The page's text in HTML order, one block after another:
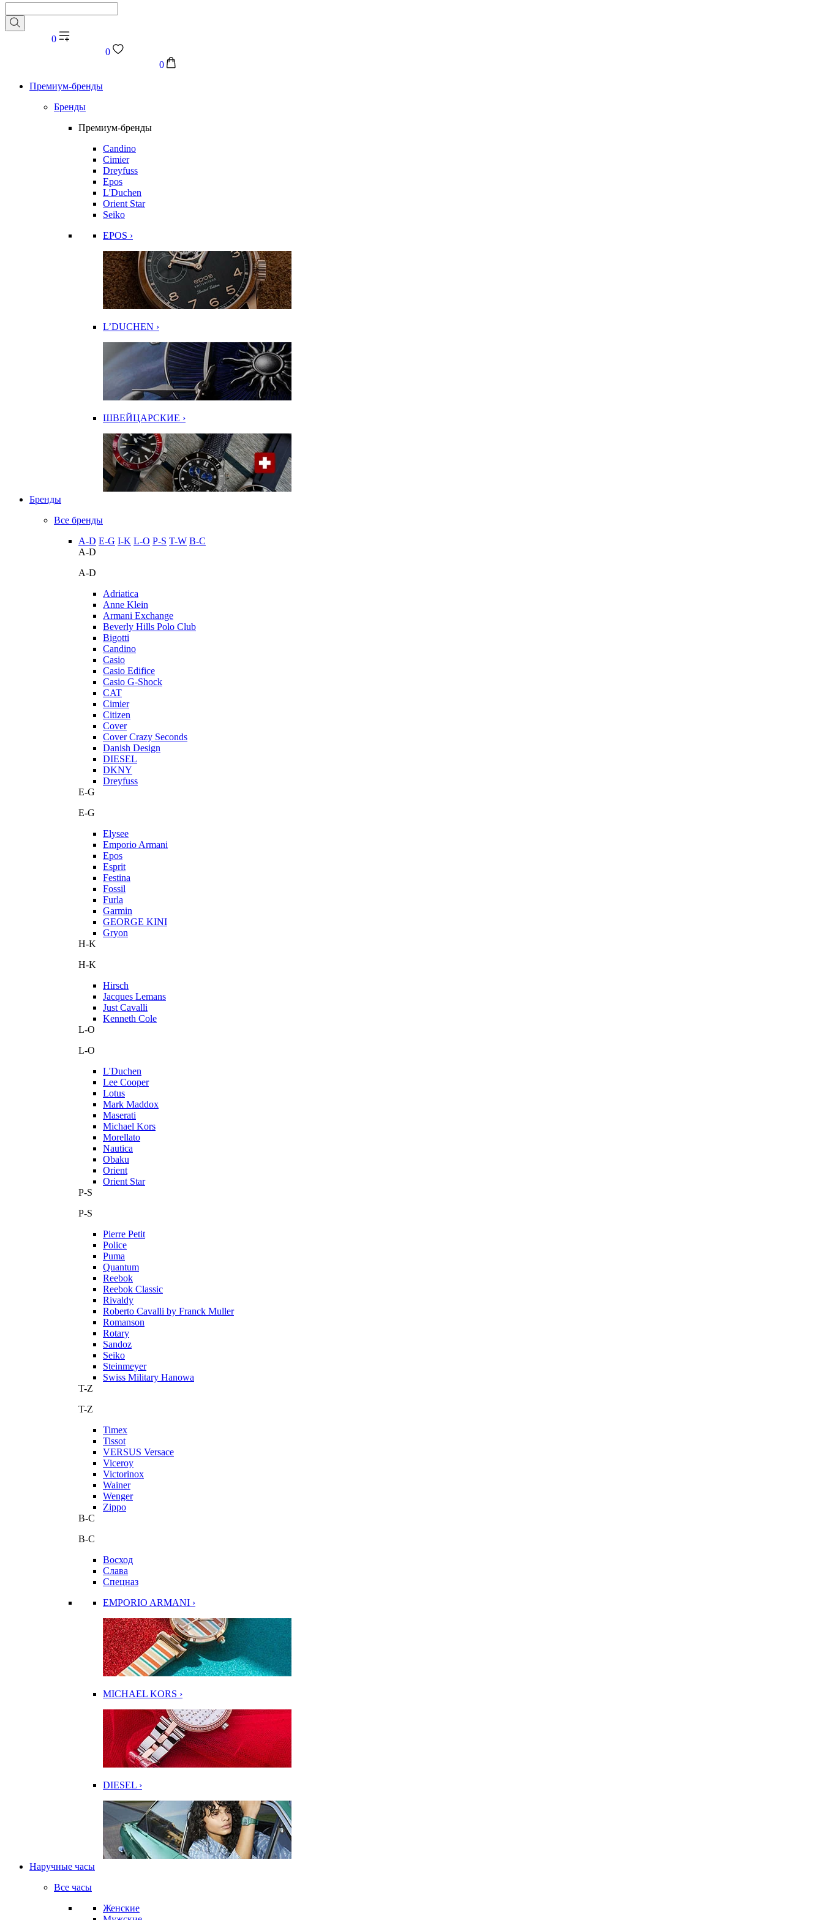
0
0
0
Премиум-бренды
Бренды
Премиум-бренды
Candino
Cimier
Dreyfuss
Epos
L'Duchen
Orient Star
Seiko
EPOS ›
L’DUCHEN ›
ШВЕЙЦАРСКИЕ ›
Бренды
Все бренды
A-D E-G I-K L-O P-S T-W В-С
A-D
A-D
Adriatica
Anne Klein
Armani Exchange
Beverly Hills Polo Club
Bigotti
Candino
Casio
Casio Edifice
Casio G-Shock
CAT
Cimier
Citizen
Cover
Cover Crazy Seconds
Danish Design
DIESEL
DKNY
Dreyfuss
E-G
E-G
Elysee
Emporio Armani
Epos
Esprit
Festina
Fossil
Furla
Garmin
GEORGE KINI
Gryon
H-K
H-K
Hirsch
Jacques Lemans
Just Cavalli
Kenneth Cole
L-O
L-O
L'Duchen
Lee Cooper
Lotus
Mark Maddox
Maserati
Michael Kors
Morellato
Nautica
Obaku
Orient
Orient Star
P-S
P-S
Pierre Petit
Police
Puma
Quantum
Reebok
Reebok Classic
Rivaldy
Roberto Cavalli by Franck Muller
Romanson
Rotary
Sandoz
Seiko
Steinmeyer
Swiss Military Hanowa
T-Z
T-Z
Timex
Tissot
VERSUS Versace
Viceroy
Victorinox
Wainer
Wenger
Zippo
В-С
В-С
Восход
Слава
Спецназ
EMPORIO ARMANI ›
MICHAEL KORS ›
DIESEL ›
Наручные часы
Все часы
Женские